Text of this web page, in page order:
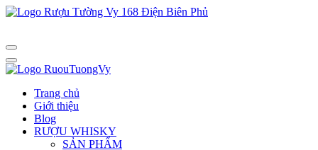
Trang chủ
Giới thiệu
Blog
RƯỢU WHISKY
SẢN PHẨM